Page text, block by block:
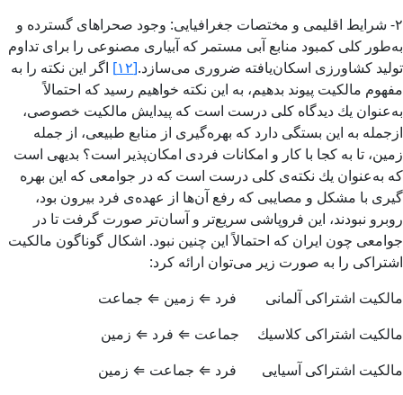
۲- شرایط اقلیمی و مختصات جغرافیایی: وجود صحراهای گسترده و
به‌طور كلی كمبود منابع آبی مستمر كه آبیاری مصنوعی را برای تداوم
تولید كشاورزی اسكان‌یافته ضروری می‌­سازد.[۱۲]
اگر این نكته را به
مفهوم مالكیت پیوند بدهیم، به این نكته خواهیم رسید كه احتمالاً
به‌عنوان یك دیدگاه كلی درست است كه پیدایش مالكیت خصوصی،
ازجمله به این بستگی دارد كه بهره‌­گیری از منابع طبیعی، از جمله
زمین، تا به كجا با كار و امكانات فردی امكان­‌پذیر است؟ بدیهی است
كه به‌عنوان یك نكته‌ی كلی درست است كه در جوامعی كه این بهره­‌
گیری با مشكل و مصایبی كه رفع آن‌ها از عهده‌ی فرد بیرون بود،
روبرو نبودند، این فروپاشی سریع‌­تر و آسان‌­تر صورت گرفت تا در
جوامعی چون ایران كه احتمالاً این چنین نبود. اشكال گوناگون مالكیت
اشتراكی را به صورت زیر می‌­توان ارائه کرد:
مالكیت اشتراكی آلمانی فرد ⇐ زمین ⇐ جماعت
مالكیت اشتراكی كلاسیك جماعت ⇐ فرد ⇐ زمین
مالكیت اشتراكی آسیایی فرد ⇐ جماعت ⇐ زمین